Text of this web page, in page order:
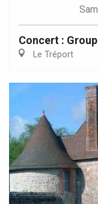
Concert :
Le Tréport